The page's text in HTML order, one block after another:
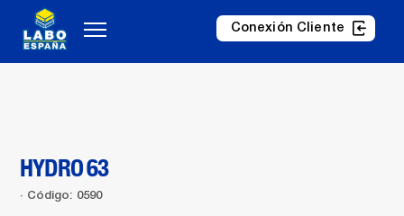
Conexión Cliente
HYDRO 63
Código: 0590